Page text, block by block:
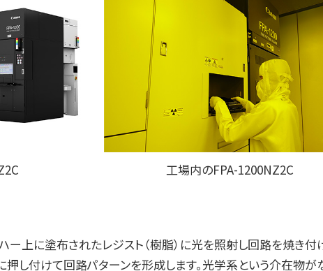
工場内のFPA-1200NZ2C
ー上に塗布されたレジスト（樹脂）に光を照射し回路を焼き
押し付けて回路パターンを形成します。光学系という介在